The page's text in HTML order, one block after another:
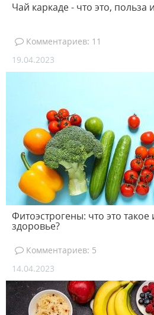
Чай каркаде - что это, польза
Комментариев: 11
19.04.2023
Фитоэстрогены: что это
здоровье?
Комментариев: 5
14.04.2023